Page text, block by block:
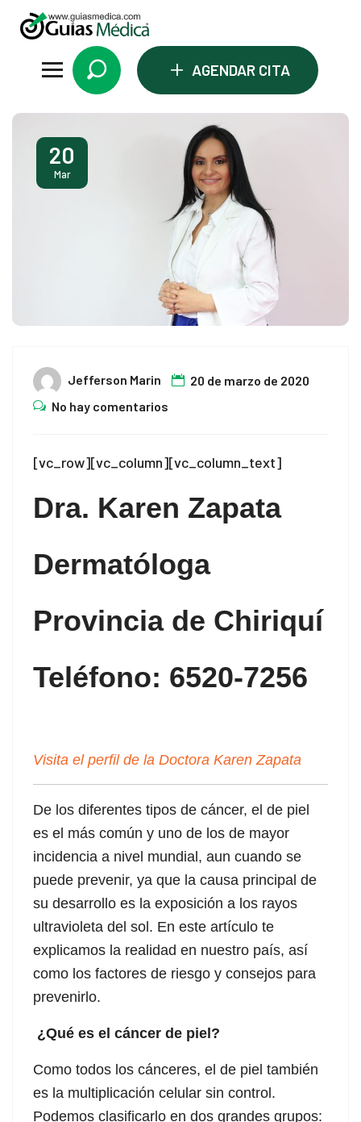
+ AGENDAR CITA
20
Mar
Jefferson Marin
20 de marzo de 2020
No hay comentarios
[vc_row][vc_column][vc_column_text]
Dra. Karen Zapata
Dermatóloga
Provincia de Chiriquí
Teléfono: 6520-7256
Visita el perfil de la Doctora Karen Zapata
De los diferentes tipos de cáncer, el de piel
es el más común y uno de los de mayor
incidencia a nivel mundial, aun cuando se
puede prevenir, ya que la causa principal de
su desarrollo es la exposición a los rayos
ultravioleta del sol. En este artículo te
explicamos la realidad en nuestro país, así
como los factores de riesgo y consejos para
prevenirlo.
¿Qué es el cáncer de piel?
Como todos los cánceres, el de piel también
es la multiplicación celular sin control.
Podemos clasificarlo en dos grandes grupos: